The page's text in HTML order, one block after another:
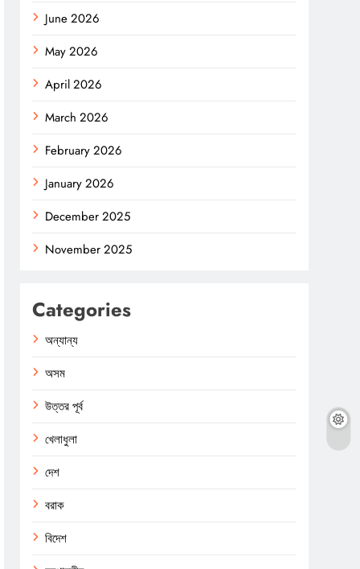
June 2026
May 2026
April 2026
March 2026
February 2026
January 2026
December 2025
November 2025
Categories
অন্যান্য
অসম
উত্তর পূর্ব
খেলাধুলা
দেশ
বরাক
বিদেশ